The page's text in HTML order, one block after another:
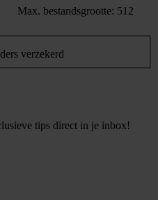
Max. bestandsgrootte: 512
verzekerd
tips direct in je inbox!